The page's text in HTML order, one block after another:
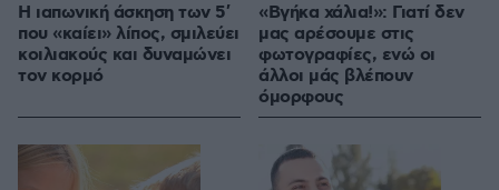
Η ιαπωνική άσκηση των 5′
που «καίει» λίπος, σμιλεύει
κοιλιακούς και δυναμώνει
τον κορμό
«Βγήκα χάλια!»: Γιατί δεν
μας αρέσουμε στις
φωτογραφίες, ενώ οι
άλλοι μάς βλέπουν
όμορφους